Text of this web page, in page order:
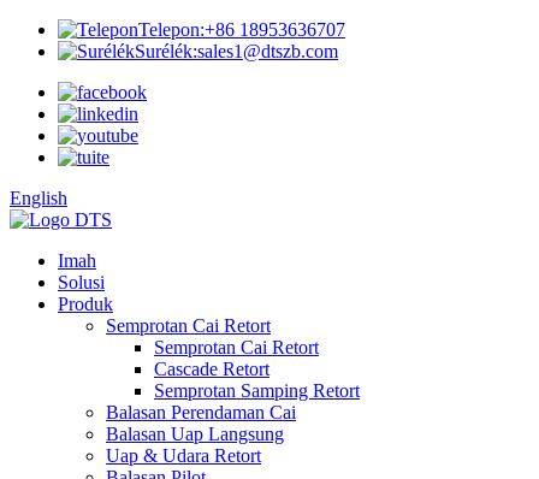
Telepon:+86 18953636707
Surélék:sales1@dtszb.com
English
Imah
Solusi
Produk
Semprotan Cai Retort
Semprotan Cai Retort
Cascade Retort
Semprotan Samping Retort
Balasan Perendaman Cai
Balasan Uap Langsung
Uap & Udara Retort